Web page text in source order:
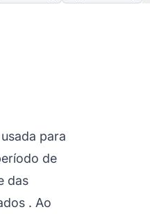
para
de
das
. Ao